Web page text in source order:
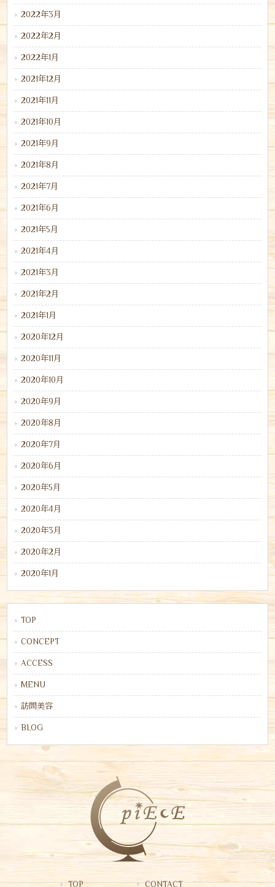
2022年3月
2022年2月
2022年1月
2021年12月
2021年11月
2021年10月
2021年9月
2021年8月
2021年7月
2021年6月
2021年5月
2021年4月
2021年3月
2021年2月
2021年1月
2020年12月
2020年11月
2020年10月
2020年9月
2020年8月
2020年7月
2020年6月
2020年5月
2020年4月
2020年3月
2020年2月
2020年1月
TOP
CONCEPT
ACCESS
MENU
訪問美容
BLOG
TOP CONTACT